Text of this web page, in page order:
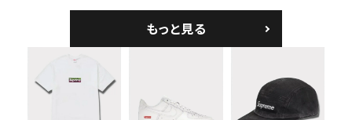
もっと見る